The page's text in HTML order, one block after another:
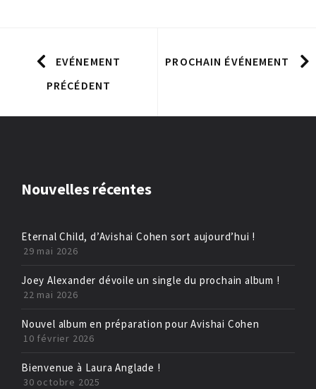
EVÉNEMENT
PRÉCÉDENT
PROCHAIN ÉVÉNEMENT
Nouvelles récentes
Eternal Child, d’Avishai Cohen sort aujourd’hui !
29 mai 2026
Joey Alexander dévoile un single du prochain album !
22 mai 2026
Nouvel album en préparation pour Avishai Cohen
10 février 2026
Bienvenue à Laura Anglade !
30 octobre 2025